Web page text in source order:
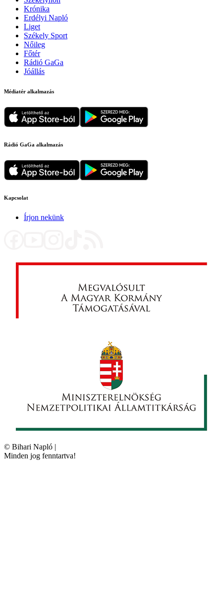
Krónika
Erdélyi Napló
Liget
Székely Sport
Nőileg
Főtér
Rádió GaGa
Jóállás
Médiatér alkalmazás
Rádió GaGa alkalmazás
Kapcsolat
Írjon nekünk
© Bihari Napló |
Minden jog fenntartva!